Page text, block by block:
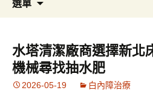
選單
內
容
水塔清潔廠商選擇新北
機械尋找抽水肥
2026-05-19 白內障治療